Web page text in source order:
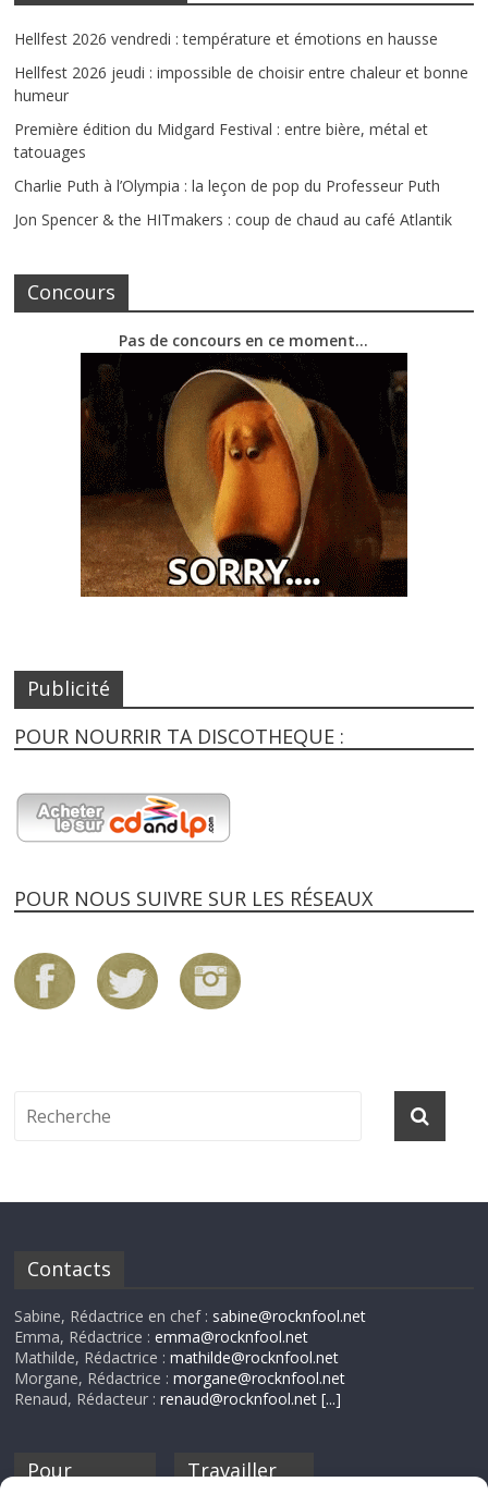
Hellfest 2026 vendredi : température et émotions en hausse
Hellfest 2026 jeudi : impossible de choisir entre chaleur et bonne
humeur
Première édition du Midgard Festival : entre bière, métal et
tatouages
Charlie Puth à l’Olympia : la leçon de pop du Professeur Puth
Jon Spencer & the HITmakers : coup de chaud au café Atlantik
Concours
Pas de concours en ce moment…
Publicité
POUR NOURRIR TA DISCOTHEQUE :
POUR NOUS SUIVRE SUR LES RÉSEAUX
Contacts
Sabine, Rédactrice en chef : sabine@rocknfool.net
Emma, Rédactrice :emma@rocknfool.net
Mathilde, Rédactrice :mathilde@rocknfool.net
Morgane, Rédactrice :morgane@rocknfool.net
Renaud, Rédacteur :renaud@rocknfool.net [...]
Pour
Travailler